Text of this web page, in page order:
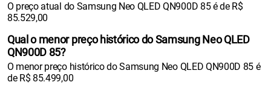
O preço atual do Samsung Neo QLED QN900D 85 é de R$
85.529,00
Qual o menor preço histórico do Samsung Neo QLED
QN900D 85?
O menor preço histórico do Samsung Neo QLED QN900D 85 é
de R$ 85.499,00